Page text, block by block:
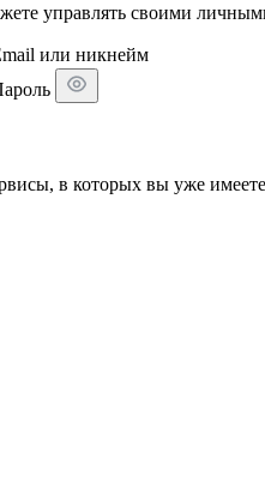
управлять своими
или никнейм
в которых вы уже